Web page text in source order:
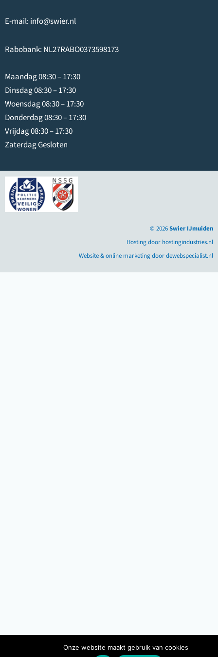
E-mail: info@swier.nl
Rabobank: NL27RABO0373598173
Maandag 08:30 – 17:30
Dinsdag 08:30 – 17:30
Woensdag 08:30 – 17:30
Donderdag 08:30 – 17:30
Vrijdag 08:30 – 17:30
Zaterdag Gesloten
© 2026Swier IJmuiden
Hosting door hostingindustries.nl
Website & online marketing door dewebspecialist.nl
Onze website maakt gebruik van cookies